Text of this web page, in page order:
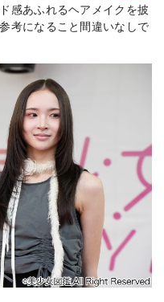
感あふれるヘアメイクを披
考になること間違いなしで